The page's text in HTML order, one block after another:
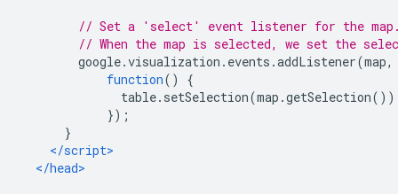
// Set a 'select' event listener for the
// When the map is selected, we set the
google.visualization . events .addListener(map,
function()
{
table. setSelection(map .getSelection
});
}
</script>
</head>